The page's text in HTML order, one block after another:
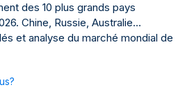
des 10 plus grands pays
Chine, Russie, Australie…
et analyse du marché mondial de